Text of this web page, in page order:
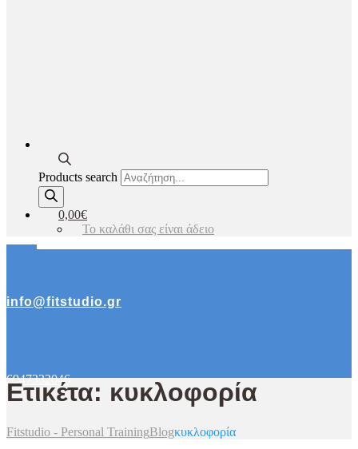
Products search
0,00€
Το καλάθι σας είναι άδειο
info@fitstudio.gr
6947332046
Ετικέτα: κυκλοφορία
Fitstudio - Personal TrainingBlogκυκλοφορία